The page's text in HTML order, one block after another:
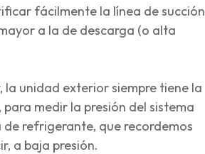
fácilmente la línea de succión
a la de descarga (o alta
unidad exterior siempre tiene la
medir la presión del sistema
refrigerante, que recordemos
a baja presión.